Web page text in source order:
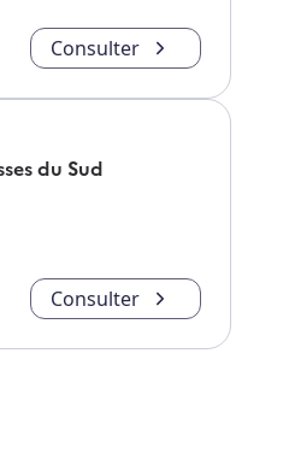
Consulter
du Sud
Consulter